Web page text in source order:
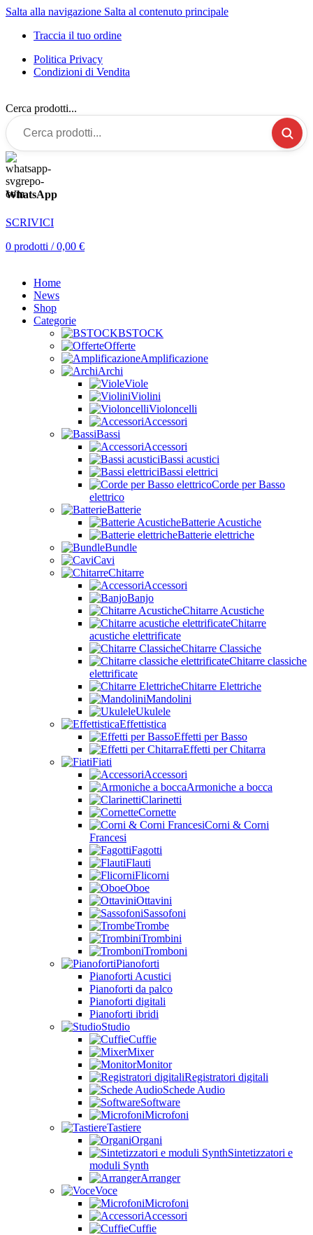
Salta alla navigazione Salta al contenuto principale
Traccia il tuo ordine
Politica Privacy
Condizioni di Vendita
Cerca prodotti...
WhatsApp
SCRIVICI
0 prodotti / 0,00 €
Home
News
Shop
Categorie
BSTOCK
Offerte
Amplificazione
Archi
Viole
Violini
Violoncelli
Accessori
Bassi
Accessori
Bassi acustici
Bassi elettrici
Corde per Basso
elettrico
Batterie
Batterie Acustiche
Batterie elettriche
Bundle
Cavi
Chitarre
Accessori
Banjo
Chitarre Acustiche
Chitarre
acustiche elettrificate
Chitarre Classiche
Chitarre classiche
elettrificate
Chitarre Elettriche
Mandolini
Ukulele
Effettistica
Effetti per Basso
Effetti per Chitarra
Fiati
Accessori
Armoniche a bocca
Clarinetti
Cornette
Corni & Corni
Francesi
Fagotti
Flauti
Flicorni
Oboe
Ottavini
Sassofoni
Trombe
Trombini
Tromboni
Pianoforti
Pianoforti Acustici
Pianoforti da palco
Pianoforti digitali
Pianoforti ibridi
Studio
Cuffie
Mixer
Monitor
Registratori digitali
Schede Audio
Software
Microfoni
Tastiere
Organi
Sintetizzatori e
moduli Synth
Arranger
Voce
Microfoni
Accessori
Cuffie